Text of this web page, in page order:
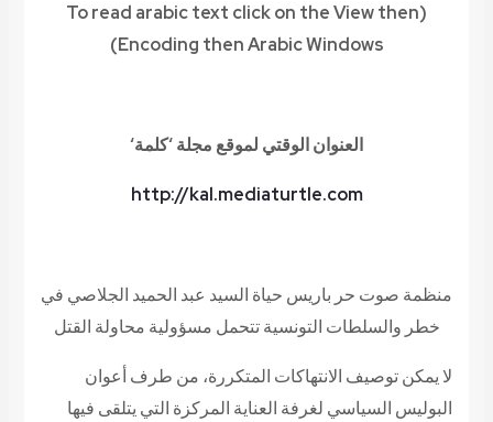
(To read
arabic text click on the View then
Encoding then Arabic Windows)
العنوان الوقتي لموقع مجلة ‘كلمة‘
http://kal.mediaturtle.com
منظمة صوت حر باريس حياة السيد عبد الحميد الجلاصي في
خطر والسلطات التونسية تتحمل مسؤولية محاولة القتل
لا يمكن توصيف الانتهاكات المتكررة، من طرف أعوان
البوليس السياسي لغرفة العناية المركزة التي يتلقى فيها